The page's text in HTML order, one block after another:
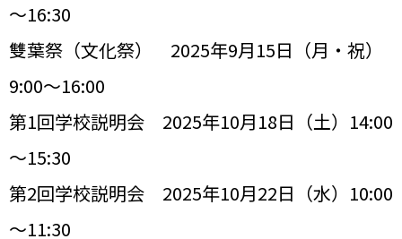
～16:30
雙葉祭（文化祭） 2025年9月15日（月・祝）
9:00～16:00
第1回学校説明会 2025年10月18日（土）14:00
～15:30
第2回学校説明会 2025年10月22日（水）10:00
～11:30